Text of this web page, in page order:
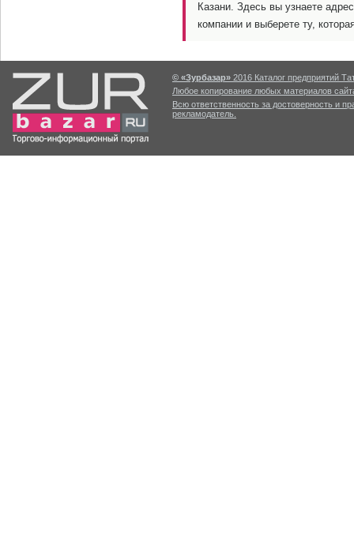
Казани. Здесь вы узнаете
компании и выберете ту,
© «Зурбазар» 2016 Каталог предприятий
Любое копирование любых материалов
Всю ответственность за достоверность и
рекламодатель.